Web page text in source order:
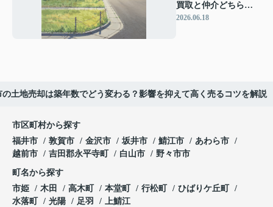
買取と仲介どちらが
有利？違いを比較し
2026.06.18
の土地売却は築年数でどう変わる？影響を抑えて高く売るコツを解説
市区町村から探す
福井市
敦賀市 金沢市 坂井市 鯖江市
あわら市
越前市
吉田郡永平寺町 白山市 野々市市
町名から探す
市姫
木田 高木町 本堂町 行松町
ひばりケ丘町
水落町
光陽 足羽 上鯖江